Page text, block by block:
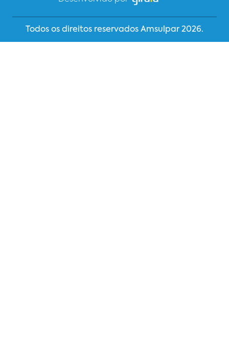
Todos os direitos reservados Amsulpar 2026.